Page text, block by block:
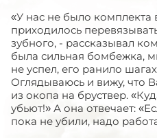
«У нас не было
приходилось
зубного, - рассказывал
была сильная бомбежка,
не успел, его ранило
Оглядываюсь и вижу, что
из окопа на бруствер.
убьют!» А она отвечает:
пока не убили, надо